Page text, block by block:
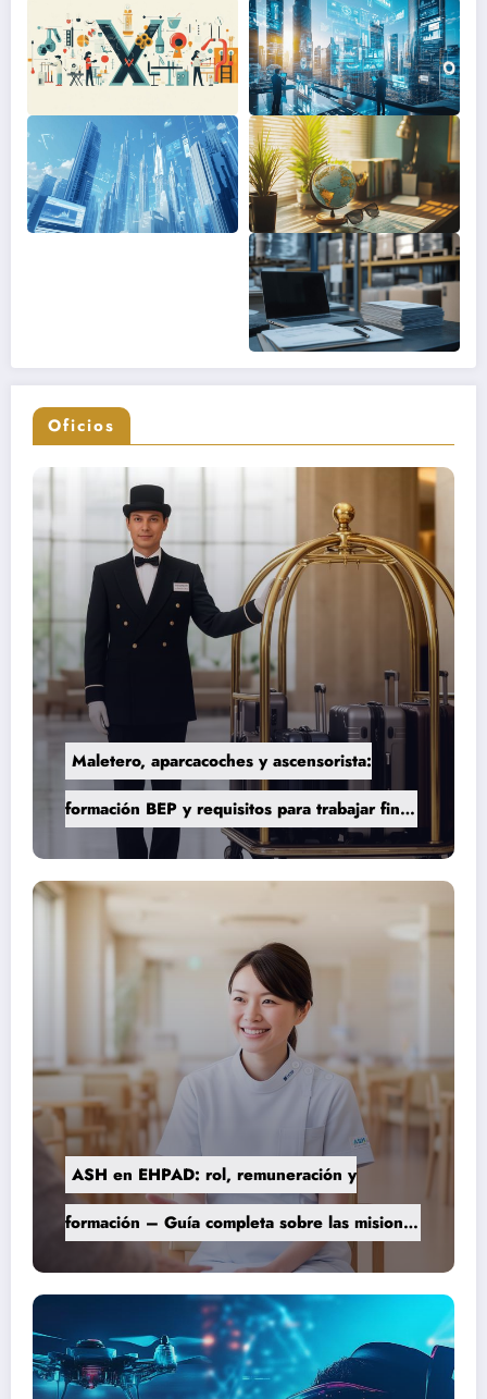
Oficios
Maletero, aparcacoches y ascensorista:
formación BEP y requisitos para trabajar fines
de semana en establecimientos de lujo
ASH en EHPAD: rol, remuneración y
formación – Guía completa sobre las misiones
del personal de servicio hospitalario